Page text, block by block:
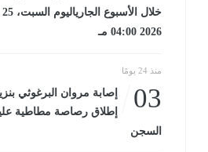
2026 04:00 مـ
منذ 24 يومًا
03
إصابة مروان البرغوثي
إطلاق رصاصة مطاطية
السجن